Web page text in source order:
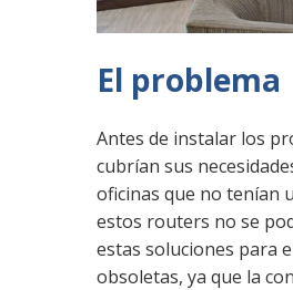
El problema
Antes de instalar los
cubrían sus
oficinas que no tenían
estos routers no se
estas soluciones para
obsoletas, ya que la